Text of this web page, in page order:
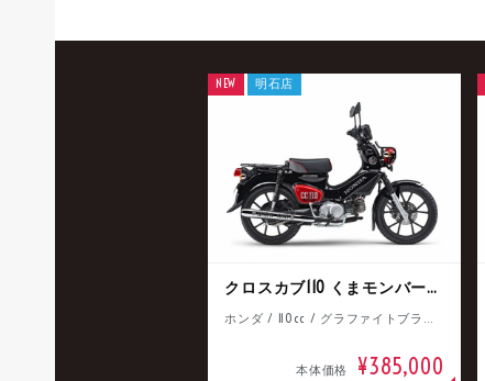
クロスカブ110 くまモンバージョン
ホンダ / 110cc / グラファイトブラック
本体価格 ¥385,000
NEW 明石店